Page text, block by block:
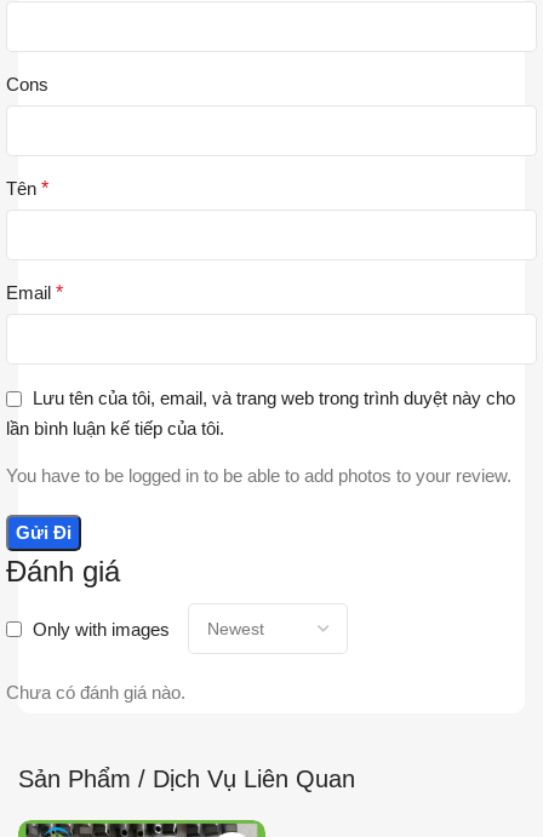
Đánh giá
Only with images
Chưa có đánh giá nào.
Cons
Tên *
Email *
Lưu tên của tôi, email, và trang web trong trình duyệt này cho
lần bình luận kế tiếp của tôi.
You have to be logged in to be able to add photos to your review.
Sản Phẩm / Dịch Vụ Liên Quan